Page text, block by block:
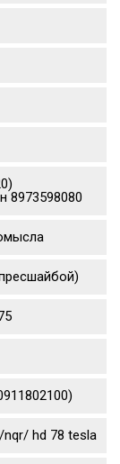
8973598080
nqr/ hd 78 tesla